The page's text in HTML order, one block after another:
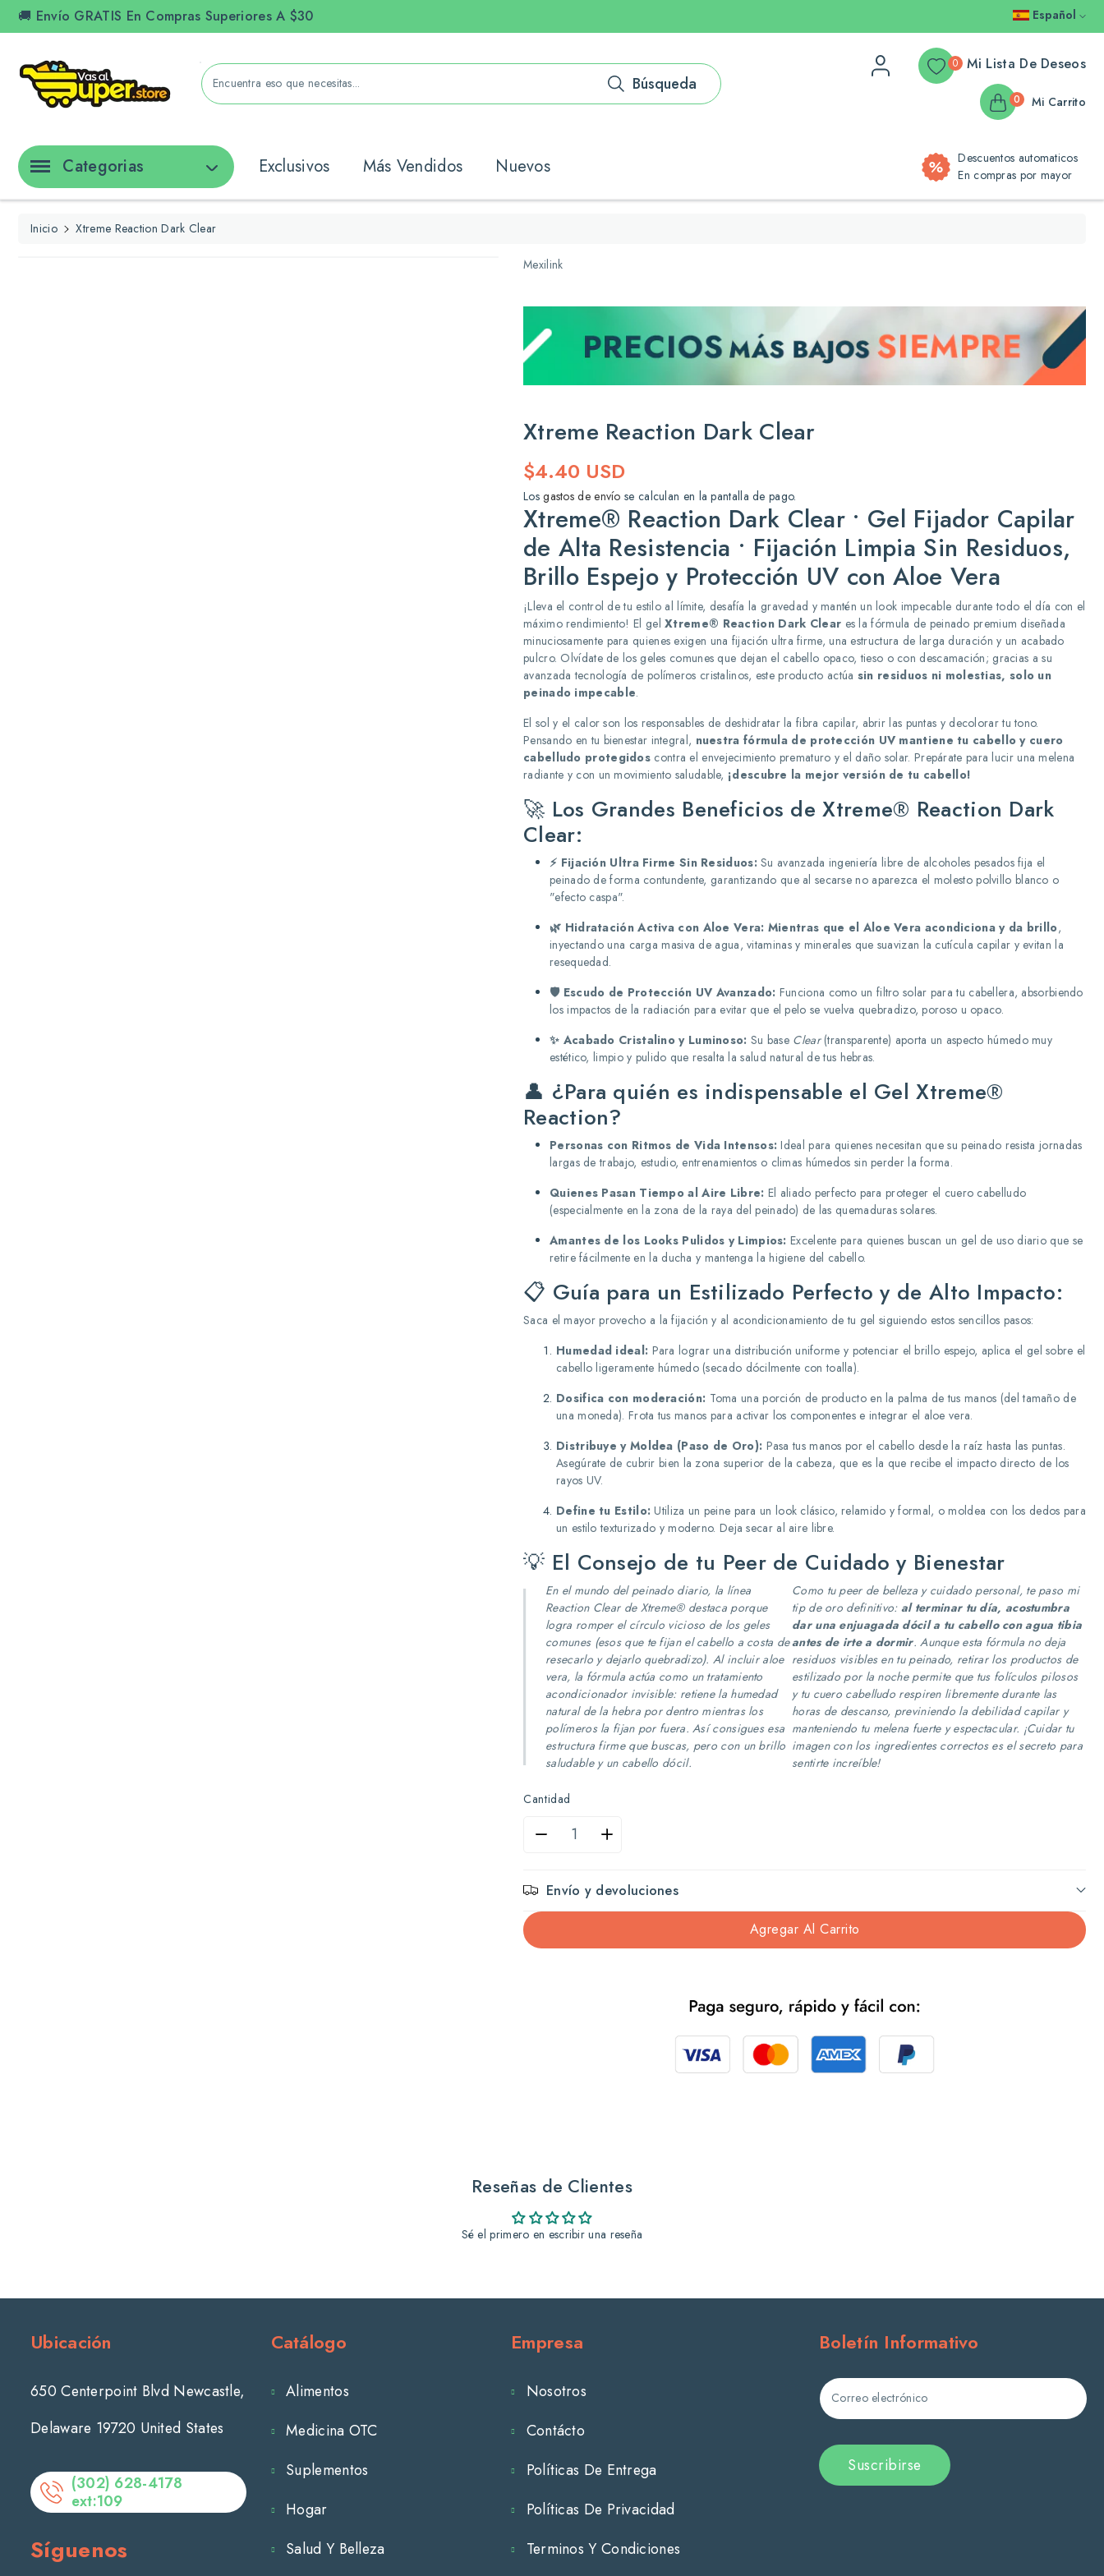
🚚 Envío GRATIS En Compras Superiores A $30 Español
Encuentra eso que necesitas... Búsqueda
Mi Lista De Deseos
0
Mi Carrito
0
Categorias Exclusivos Más Vendidos Nuevos
Descuentos automaticos
En compras por mayor
Inicio Xtreme Reaction Dark Clear
Mexilink
Xtreme Reaction Dark Clear
Precio
habitual
$4.40 USD
Losgastos de envío se calculan en la pantalla de pago.
Xtreme® Reaction Dark Clear • Gel Fijador Capilar
de Alta Resistencia • Fijación Limpia Sin Residuos,
Brillo Espejo y Protección UV con Aloe Vera
¡Lleva el control de tu estilo al límite, desafía la gravedad y mantén un look impecable durante todo el día con el
máximo rendimiento! El gelXtreme® Reaction Dark Clear es la fórmula de peinado premium diseñada
minuciosamente para quienes exigen una fijación ultra firme, una estructura de larga duración y un acabado
pulcro. Olvídate de los geles comunes que dejan el cabello opaco, tieso o con descamación; gracias a su
avanzada tecnología de polímeros cristalinos, este producto actúa sin residuos ni molestias, solo un
peinado impecable.
El sol y el calor son los responsables de deshidratar la fibra capilar, abrir las puntas y decolorar tu tono.
Pensando en tu bienestar integral, nuestra fórmula de protección UV mantiene tu cabello y cuero
cabelludo protegidos contra el envejecimiento prematuro y el daño solar. Prepárate para lucir una melena
radiante y con un movimiento saludable, ¡descubre la mejor versión de tu cabello!
🚀 Los Grandes Beneficios de Xtreme® Reaction Dark
Clear:
⚡ Fijación Ultra Firme Sin Residuos: Su avanzada ingeniería libre de alcoholes pesados fija el
peinado de forma contundente, garantizando que al secarse no aparezca el molesto polvillo blanco o
"efecto caspa".
🌿 Hidratación Activa con Aloe Vera: Mientras que el Aloe Vera acondiciona y da brillo,
inyectando una carga masiva de agua, vitaminas y minerales que suavizan la cutícula capilar y evitan la
resequedad.
🛡️ Escudo de Protección UV Avanzado: Funciona como un filtro solar para tu cabellera, absorbiendo
los impactos de la radiación para evitar que el pelo se vuelva quebradizo, poroso u opaco.
✨ Acabado Cristalino y Luminoso: Su base Clear(transparente) aporta un aspecto húmedo muy
estético, limpio y pulido que resalta la salud natural de tus hebras.
👤 ¿Para quién es indispensable el Gel Xtreme®
Reaction?
Personas con Ritmos de Vida Intensos: Ideal para quienes necesitan que su peinado resista jornadas
largas de trabajo, estudio, entrenamientos o climas húmedos sin perder la forma.
Quienes Pasan Tiempo al Aire Libre: El aliado perfecto para proteger el cuero cabelludo
(especialmente en la zona de la raya del peinado) de las quemaduras solares.
Amantes de los Looks Pulidos y Limpios: Excelente para quienes buscan un gel de uso diario que se
retire fácilmente en la ducha y mantenga la higiene del cabello.
📋 Guía para un Estilizado Perfecto y de Alto Impacto:
Saca el mayor provecho a la fijación y al acondicionamiento de tu gel siguiendo estos sencillos pasos:
Humedad ideal: Para lograr una distribución uniforme y potenciar el brillo espejo, aplica el gel sobre el
cabello ligeramente húmedo (secado dócilmente con toalla).
Dosifica con moderación: Toma una porción de producto en la palma de tus manos (del tamaño de
una moneda). Frota tus manos para activar los componentes e integrar el aloe vera.
Distribuye y Moldea (Paso de Oro): Pasa tus manos por el cabello desde la raíz hasta las puntas.
Asegúrate de cubrir bien la zona superior de la cabeza, que es la que recibe el impacto directo de los
rayos UV.
Define tu Estilo: Utiliza un peine para un look clásico, relamido y formal, o moldea con los dedos para
un estilo texturizado y moderno. Deja secar al aire libre.
💡 El Consejo de tu Peer de Cuidado y Bienestar
En el mundo del peinado diario, la línea
Reaction Clearde Xtreme® destaca porque
logra romper el círculo vicioso de los geles
comunes (esos que te fijan el cabello a costa de
resecarlo y dejarlo quebradizo). Al incluir aloe
vera, la fórmula actúa como un tratamiento
acondicionador invisible: retiene la humedad
natural de la hebra por dentro mientras los
polímeros la fijan por fuera. Así consigues esa
estructura firme que buscas, pero con un brillo
saludable y un cabello dócil.
Como tu peer de belleza y cuidado personal, te paso mi
tip de oro definitivo: al terminar tu día, acostumbra
dar una enjuagada dócil a tu cabello con agua tibia
antes de irte a dormir. Aunque esta fórmula no deja
residuos visibles en tu peinado, retirar los productos de
estilizado por la noche permite que tus folículos pilosos
y tu cuero cabelludo respiren libremente durante las
horas de descanso, previniendo la debilidad capilar y
manteniendo tu melena fuerte y espectacular. ¡Cuidar tu
imagen con los ingredientes correctos es el secreto para
sentirte increíble!
Cantidad
Reducir
cantidad
para
Xtreme
Aumentar
cantidad
para
Xtreme
Envío y devoluciones
Agregar Al Carrito
Reseñas de Clientes
Sé el primero en escribir una reseña
Ubicación
650 Centerpoint Blvd Newcastle,
Delaware 19720 United States
(302) 628-4178
ext:109
Síguenos
Catálogo
Alimentos
Medicina OTC
Suplementos
Hogar
Salud Y Belleza
Empresa
Nosotros
Contácto
Políticas De Entrega
Políticas De Privacidad
Terminos Y Condiciones
Boletín Informativo
Correo electrónico
Suscribirse